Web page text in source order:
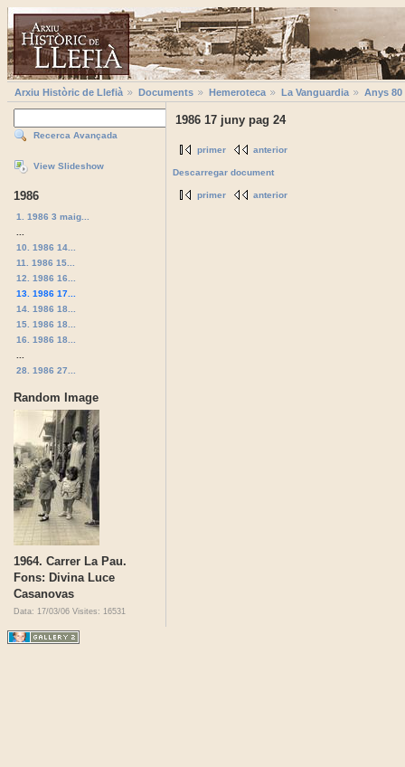
Arxiu Històric de Llefià Documents Hemeroteca La Vanguardia Anys 80
Recerca Avançada
View Slideshow
1986
1. 1986 3 maig...
10. 1986 14...
11. 1986 15...
12. 1986 16...
13. 1986 17...
14. 1986 18...
15. 1986 18...
16. 1986 18...
28. 1986 27...
Random Image
1964. Carrer La Pau.
Fons: Divina Luce
Casanovas
Data: 17/03/06 Visites: 16531
1986 17 juny pag 24
primer anterior
Descarregar document
primer anterior